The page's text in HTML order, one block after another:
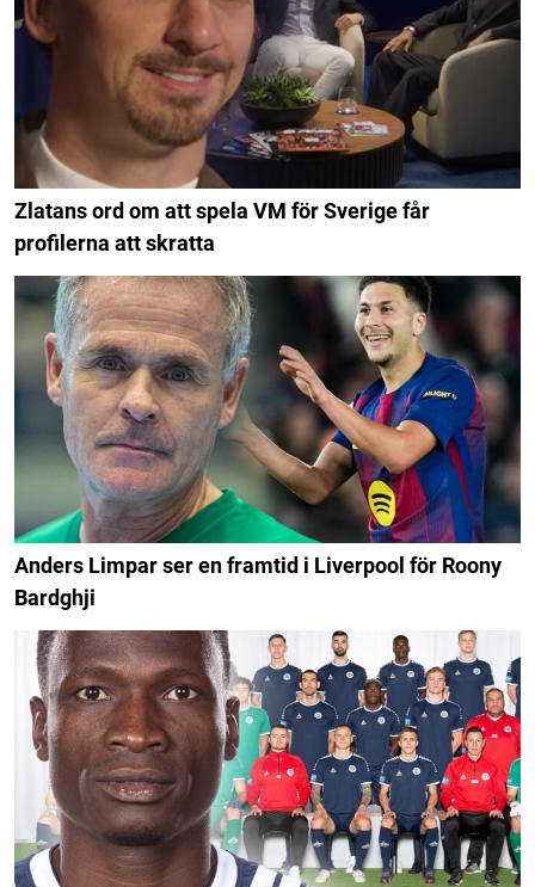
Zlatans ord om att spela VM för Sverige får
profilerna att skratta
Anders Limpar ser en framtid i Liverpool för Roony
Bardghji